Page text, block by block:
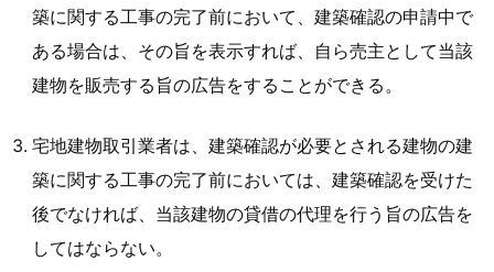
築に関する工事の完了前において、建築確認の申請中で
ある場合は、その旨を表示すれば、自ら売主として当該
建物を販売する旨の広告をすることができる。
宅地建物取引業者は、建築確認が必要とされる建物の建
築に関する工事の完了前においては、建築確認を受けた
後でなければ、当該建物の貸借の代理を行う旨の広告を
してはならない。